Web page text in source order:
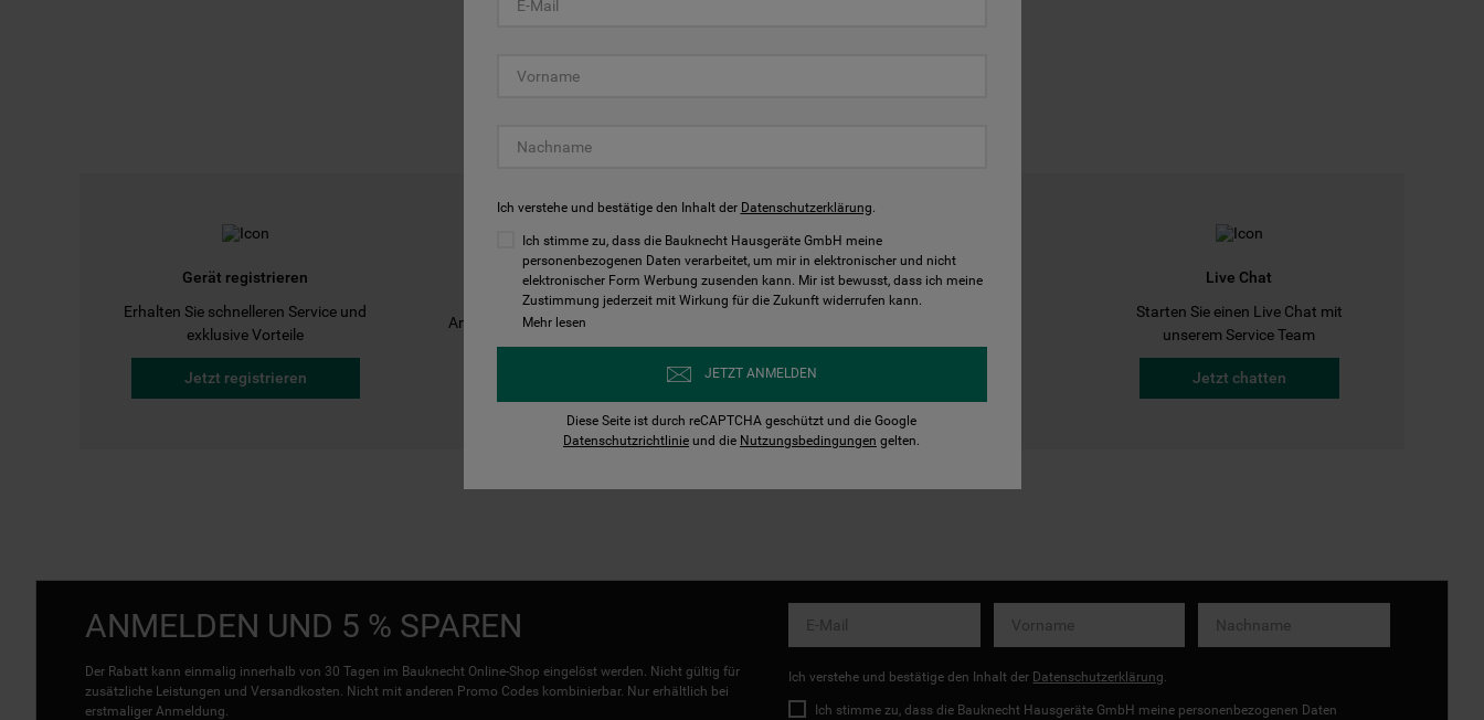
Gerät registrieren
Erhalten Sie schnelleren Service und
exklusive Vorteile
Jetzt registrieren
Bedienungsanleitungen
Anleitungen finden und herunterladen
Kontakt
Live Chat
Starten Sie einen Live Chat mit
unserem Service Team
Jetzt chatten
ANMELDEN UND 5 % SPAREN
Der Rabatt kann einmalig innerhalb von 30 Tagen im Bauknecht Online-Shop eingelöst werden. Nicht gültig für
zusätzliche Leistungen und Versandkosten. Nicht mit anderen Promo Codes kombinierbar. Nur erhältlich bei
erstmaliger Anmeldung.
Ich verstehe und bestätige den Inhalt der Datenschutzerklärung
Ich stimme zu, dass die Bauknecht Hausgeräte GmbH meine personenbezogenen Daten
Ich verstehe und bestätige den Inhalt der Datenschutzerklärung.
Ich stimme zu, dass die Bauknecht Hausgeräte GmbH meine
personenbezogenen Daten verarbeitet, um mir in elektronischer und nicht
elektronischer Form Werbung zusenden kann. Mir ist bewusst, dass ich meine
Zustimmung jederzeit mit Wirkung für die Zukunft widerrufen kann.
Mehr lesen
JETZT ANMELDEN
Diese Seite ist durch reCAPTCHA geschützt und die Google
Datenschutzrichtlinie und die Nutzungsbedingungen gelten.